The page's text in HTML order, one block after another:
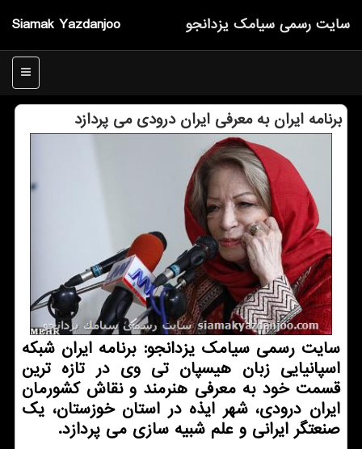
Siamak Yazdanjoo سایت رسمی سیامك یزدانجو
منو
برنامه ایران به معرفی ایران درودی می پردازد
سایت رسمی سیامك یزدانجو: برنامه ایران شبكه
اسپانیایی زبان هیسپان تی وی در تازه ترین
قسمت خود به معرفی هنرمند و نقاش كشورمان
ایران درودی، شهر ایذه در استان خوزستان، یك
صنعتگر ایرانی و علم شبیه سازی می پردازد.